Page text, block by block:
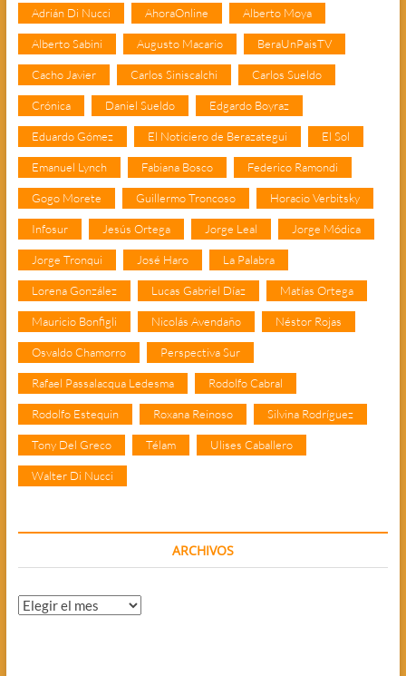
Adrián Di Nucci AhoraOnline Alberto Moya
Alberto Sabini Augusto Macario BeraUnPaisTV
Cacho Javier Carlos Siniscalchi Carlos Sueldo
Crónica Daniel Sueldo Edgardo Boyraz
Eduardo Gómez El Noticiero de Berazategui El Sol
Emanuel Lynch Fabiana Bosco Federico Ramondi
Gogo Morete Guillermo Troncoso Horacio Verbitsky
Infosur Jesús Ortega Jorge Leal Jorge Módica
Jorge Tronqui José Haro La Palabra
Lorena González Lucas Gabriel Díaz Matías Ortega
Mauricio Bonfigli Nicolás Avendaño Néstor Rojas
Osvaldo Chamorro Perspectiva Sur
Rafael Passalacqua Ledesma Rodolfo Cabral
Rodolfo Estequin Roxana Reinoso Silvina Rodríguez
Tony Del Greco Télam Ulises Caballero
Walter Di Nucci
ARCHIVOS
Archivos